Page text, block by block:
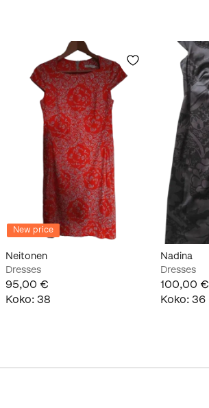
New price
Neitonen
Dresses
95,00 €
Koko: 38
Nadina
Dresses
100,00 €
Koko: 36